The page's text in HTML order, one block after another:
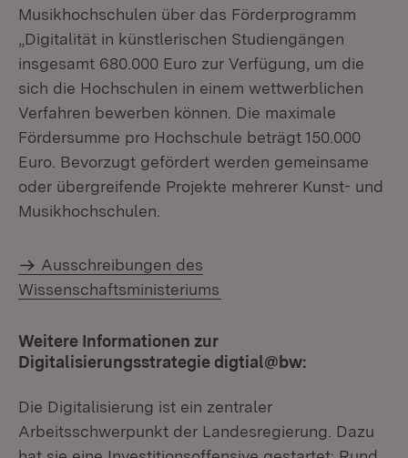
Musikhochschulen über das Förderprogramm
„Digitalität in künstlerischen Studiengängen
insgesamt 680.000 Euro zur Verfügung, um die
sich die Hochschulen in einem wettwerblichen
Verfahren bewerben können. Die maximale
Fördersumme pro Hochschule beträgt 150.000
Euro. Bevorzugt gefördert werden gemeinsame
oder übergreifende Projekte mehrerer Kunst- und
Musikhochschulen.
Ausschreibungen des
Wissenschaftsministeriums
Weitere Informationen zur
Digitalisierungsstrategie digtial@bw:
Die Digitalisierung ist ein zentraler
Arbeitsschwerpunkt der Landesregierung. Dazu